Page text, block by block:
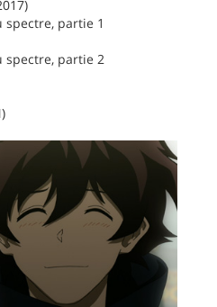
partie 1
partie 2